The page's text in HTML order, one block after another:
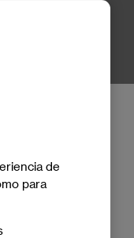
de
para